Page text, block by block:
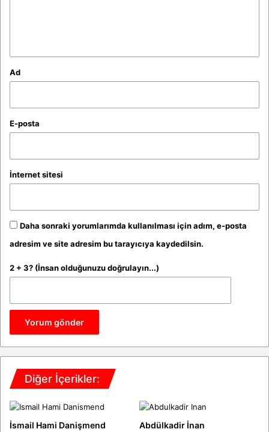
Ad
E-posta
İnternet sitesi
Daha sonraki yorumlarımda kullanılması için adım, e-posta
adresim ve site adresim bu tarayıcıya kaydedilsin.
2 + 3? (İnsan olduğunuzu doğrulayın...)
Diğer İçerikler:
İsmail Hami Danişmend Abdülkadir İnan